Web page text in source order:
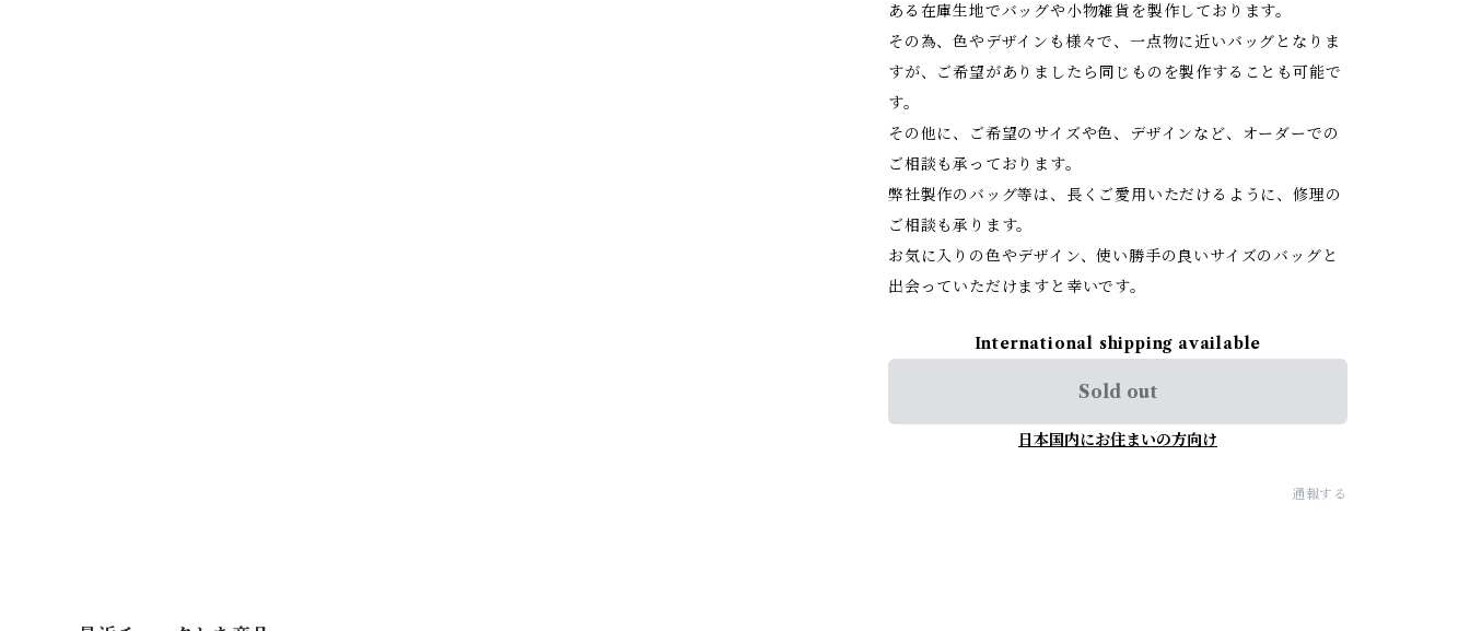
ある在庫生地でバッグや小物雑貨を製作しております。
その為、色やデザインも様々で、一点物に近いバッグとなりま
すが、ご希望がありましたら同じものを製作することも可能で
す。
その他に、ご希望のサイズや色、デザインなど、オーダーでの
ご相談も承っております。
弊社製作のバッグ等は、長くご愛用いただけるように、修理の
ご相談も承ります。
お気に入りの色やデザイン、使い勝手の良いサイズのバッグと
出会っていただけますと幸いです。
International shipping available
Sold out
日本国内にお住まいの方向け
通報する